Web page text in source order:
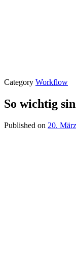
Category Workflow
So wichtig
Published on 20.